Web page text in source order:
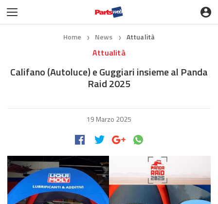
Home ❯ News ❯ Attualità
Attualità
Califano (Autoluce) e Guggiari insieme al Panda
Raid 2025
19 Marzo 2025